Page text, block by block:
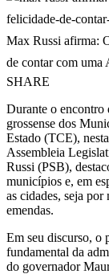
Max Russi afirma:
de contar com uma
SHARE
Durante o encontro
grossense dos
Estado (TCE),
Assembleia
Russi (PSB),
municípios e, em
as cidades, seja
emendas.
Em seu discurso, o
fundamental da
do governador